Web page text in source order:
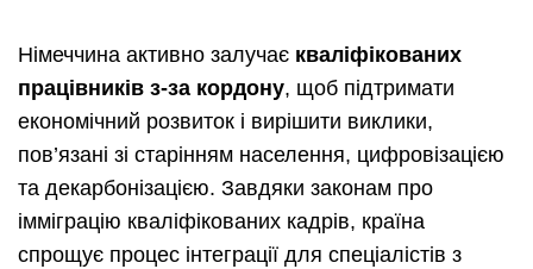
Німеччина активно залучає кваліфікованих
працівників з-за кордону, щоб підтримати
економічний розвиток і вирішити виклики,
пов’язані зі старінням населення, цифровізацією
та декарбонізацією. Завдяки законам про
імміграцію кваліфікованих кадрів, країна
спрощує процес інтеграції для спеціалістів з